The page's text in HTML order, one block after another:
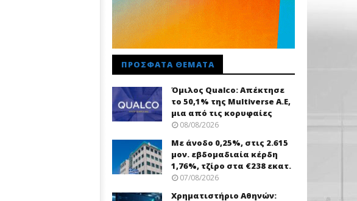
ΠΡΌΣΦΑΤΑ ΘΈΜΑΤΑ
Όμιλος Qualco: Απέκτησε
το 50,1% της Multiverse A.E,
μια από τις κορυφαίες
08/08/2026
Με άνοδο 0,25%, στις 2.615
μον. εβδομαδιαία κέρδη
1,76%, τζίρο στα €238 εκατ.
07/08/2026
Χρηματιστήριο Αθηνών: